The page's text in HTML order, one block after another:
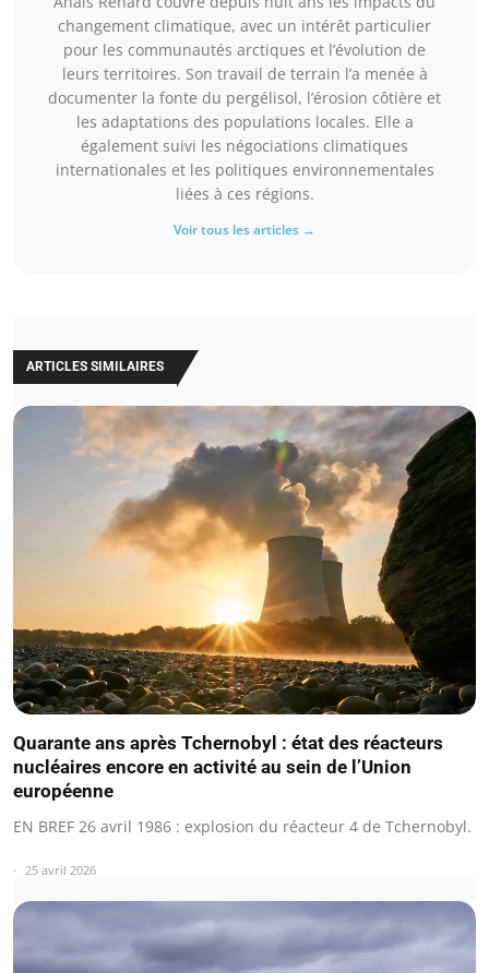
changement climatique, avec un intérêt particulier
pour les communautés arctiques et l’évolution de
leurs territoires. Son travail de terrain l’a menée à
documenter la fonte du pergélisol, l’érosion côtière et
les adaptations des populations locales. Elle a
également suivi les négociations climatiques
internationales et les politiques environnementales
liées à ces régions.
Voir tous les articles →
ARTICLES SIMILAIRES
Quarante ans après Tchernobyl : état des réacteurs
nucléaires encore en activité au sein de l’Union
européenne
EN BREF 26 avril 1986 : explosion du réacteur 4 de Tchernobyl.
25 avril 2026